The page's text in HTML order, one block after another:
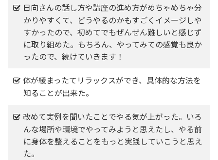
日向さんの話し方や講座の進め方がめちゃめちゃ分
かりやすくて、どうやるのかもすごくイメージしや
すかったので、初めてでもぜんぜん難しいと感じず
に取り組めた。もちろん、やってみての感覚も良か
ったので、続けていきます！
体が緩まったてリラックスができ、具体的な方法を
知ることが出来た。
改めて実例を聞いたことでやる気が上がった。いろ
んな場所や環境でやってみようと思えたし、やる前
に身体を整えることをもっと実践していこうと思え
た。